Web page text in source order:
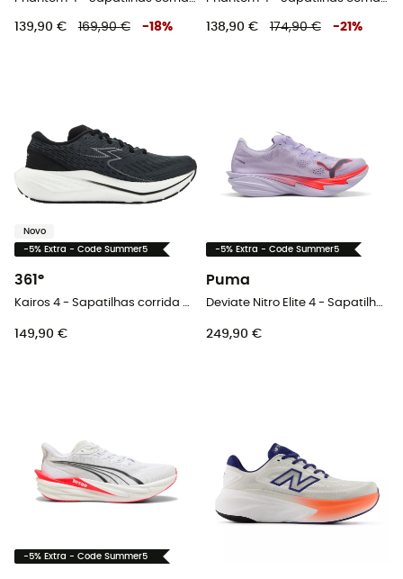
139,90 € 169,90 € -18% 138,90 € 174,90 € -21 %
Novo
-5% Extra - Code Summer5
361°
149,90 €
-5% Extra - Code Summer5
Puma
249,90 €
-5% Extra - Code Summer5